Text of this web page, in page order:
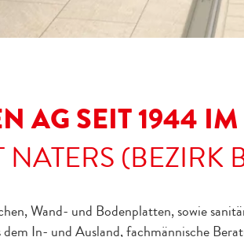
AG SEIT 1944
(BEZIRK
Wand- und Bodenplatten, sowie
In- und Ausland, fachmännische